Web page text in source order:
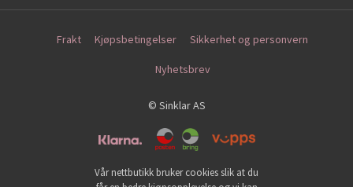
Frakt Kjøpsbetingelser Sikkerhet og personvern
Nyhetsbrev
© Sinklar AS
Vår nettbutikk bruker cookies slik at du